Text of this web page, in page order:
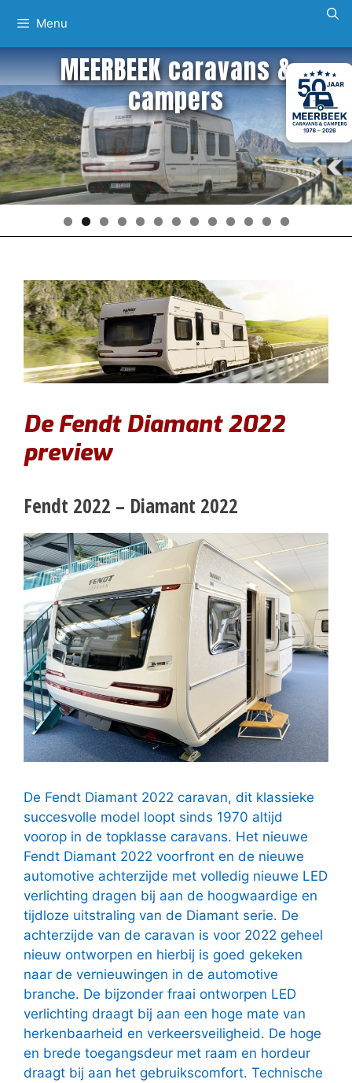
naar
de
inhoud
Menu
MEERBEEK caravans &
campers
De Fendt Diamant 2022
preview
Fendt 2022 – Diamant 2022
De Fendt Diamant 2022 caravan, dit klassieke
succesvolle model loopt sinds 1970 altijd
voorop in de topklasse caravans. Het nieuwe
Fendt Diamant 2022 voorfront en de nieuwe
automotive achterzijde met volledig nieuwe LED
verlichting dragen bij aan de hoogwaardige en
tijdloze uitstraling van de Diamant serie. De
achterzijde van de caravan is voor 2022 geheel
nieuw ontworpen en hierbij is goed gekeken
naar de vernieuwingen in de automotive
branche. De bijzonder fraai ontworpen LED
verlichting draagt bij aan een hoge mate van
herkenbaarheid en verkeersveiligheid. De hoge
en brede toegangsdeur met raam en hordeur
draagt bij aan het gebruikscomfort. Technische